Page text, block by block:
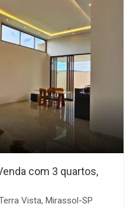
com 3 quartos,
Vista, Mirassol-SP